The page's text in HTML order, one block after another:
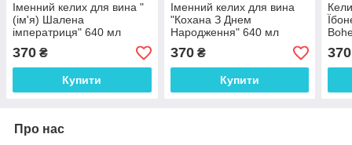
Іменний келих для вина "
(ім'я) Шалена
імператриця" 640 мл
Crystalite Bohemia
370 ₴
Купити
Іменний келих для вина
"Кохана З Днем
Народження" 640 мл
Crystalite Bohemia
370₴
Купити
370
Про нас